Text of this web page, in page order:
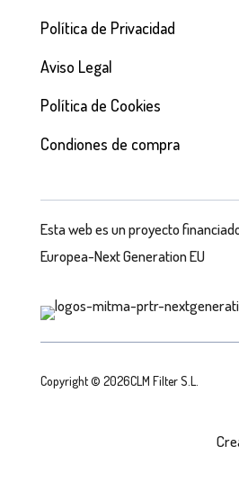
Política de Privacidad
Aviso Legal
Política de Cookies
Condiones de compra
Esta web es un proyecto
Europea-Next Generation EU
Copyright © 2026CLM Filter S.L.